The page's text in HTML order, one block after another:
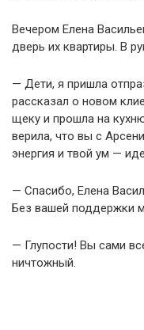
Вечером Елена
дверь их квартиры. В
— Дети, я пришла
рассказал о новом
щеку и прошла на
верила, что вы с
энергия и твой ум —
— Спасибо, Елена
Без вашей поддержки
— Глупости! Вы сами
ничтожный.